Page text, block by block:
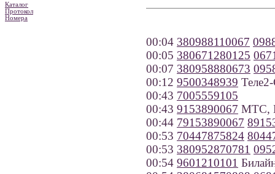
Каталог
Протокол
Номера
00:04 380988110067
00:05 380671280125
00:07 380958880673
00:12 9500348939
00:43 7005559105
00:43 9153890067 МТС,
00:44 79153890067
00:53 70447875824
00:53 380952870781
00:54 9601210101